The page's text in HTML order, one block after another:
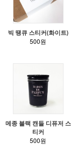
빅 땡큐 스티커(화이트)
500원
메종 블랙 캔들 디퓨저 스
티커
500원